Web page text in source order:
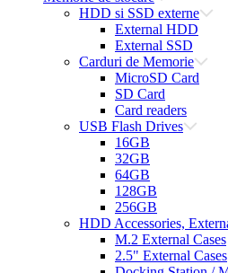
HDD si SSD externe
External HDD
External SSD
Carduri de Memorie
MicroSD Card
SD Card
Card readers
USB Flash Drives
16GB
32GB
64GB
128GB
256GB
HDD Accessories,
M.2 External Cases
2.5" External Cases